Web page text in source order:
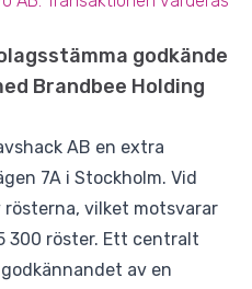
godkände
Brandbee Holding
AB en extra
7A i Stockholm. Vid
rösterna, vilket motsvarar
300 röster. Ett centralt
av en